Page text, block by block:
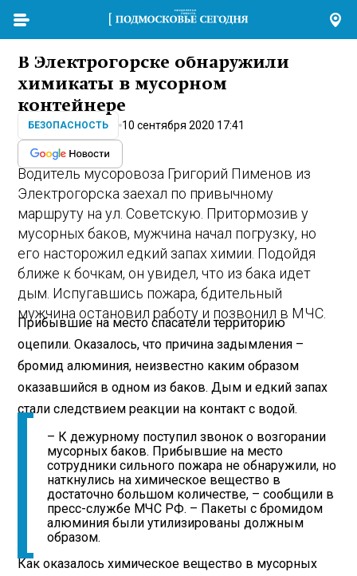
В Электрогорске обнаружили
химикаты в мусорном
контейнере
БЕЗОПАСНОСТЬ 10 сентября 2020 17:41
Водитель мусоровоза Григорий Пименов из
Электрогорска заехал по привычному
маршруту на ул. Советскую. Притормозив у
мусорных баков, мужчина начал погрузку, но
его насторожил едкий запах химии. Подойдя
ближе к бочкам, он увидел, что из бака идет
дым. Испугавшись пожара, бдительный
мужчина остановил работу и позвонил в МЧС.
Прибывшие на место спасатели территорию
оцепили. Оказалось, что причина задымления –
бромид алюминия, неизвестно каким образом
оказавшийся в одном из баков. Дым и едкий запах
стали следствием реакции на контакт с водой.
– К дежурному поступил звонок о возгорании
мусорных баков. Прибывшие на место
сотрудники сильного пожара не обнаружили, но
наткнулись на химическое вещество в
достаточно большом количестве, – сообщили в
пресс-службе МЧС РФ. – Пакеты с бромидом
алюминия были утилизированы должным
образом.
Как оказалось химическое вещество в мусорных